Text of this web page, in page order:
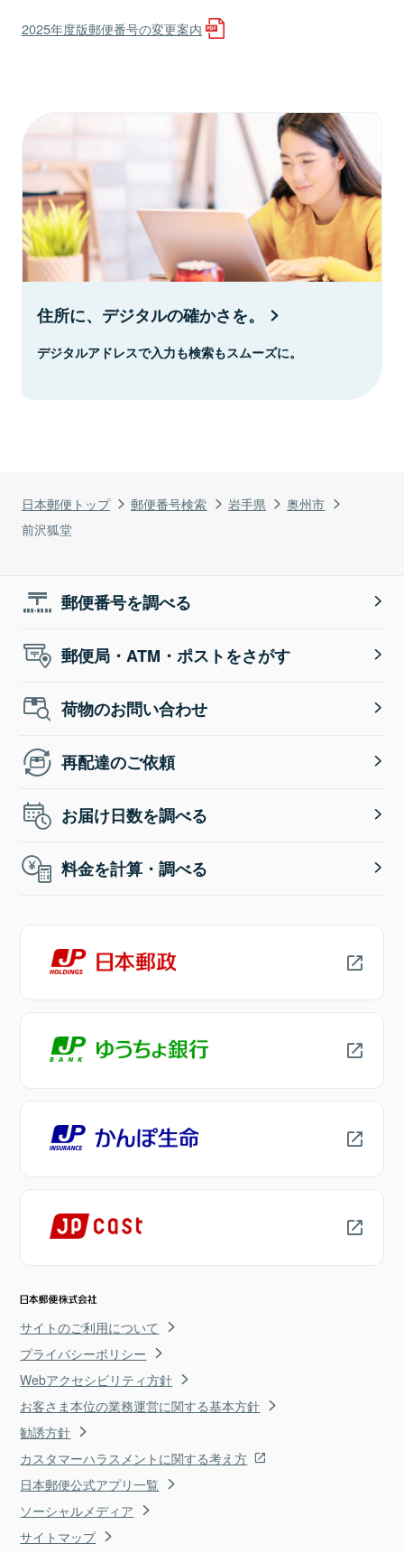
日本郵便トップ 郵便番号検索 岩手県
奥州市
前沢狐堂
2025年度版郵便番号の変更案内
住所に、デジタルの確かさを。
デジタルアドレスで入力も検索もスムーズに。
郵便番号を調べる
郵便局・ATM・ポストをさがす
荷物のお問い合わせ
再配達のご依頼
お届け日数を調べる
料金を計算・調べる
サイトのご利用について
プライバシーポリシー
Webアクセシビリティ方針
お客さま本位の業務運営に関する基本方針
勧誘方針
カスタマーハラスメントに関する考え方
日本郵便公式アプリ一覧
ソーシャルメディア
サイトマップ